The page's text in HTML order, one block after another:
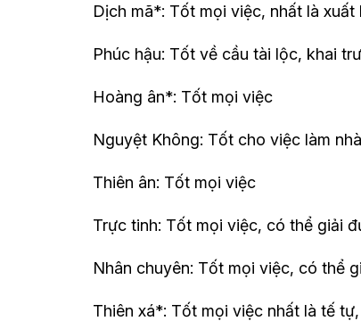
Dịch mã*: Tốt mọi việc, nhất là xuất
Phúc hậu: Tốt về cầu tài lộc, khai
Hoàng ân*: Tốt mọi việc
Nguyệt Không: Tốt cho việc làm
Thiên ân: Tốt mọi việc
Trực tinh: Tốt mọi việc, có thể giải
Nhân chuyên: Tốt mọi việc, có thể
Thiên xá*: Tốt mọi việc nhất là tế